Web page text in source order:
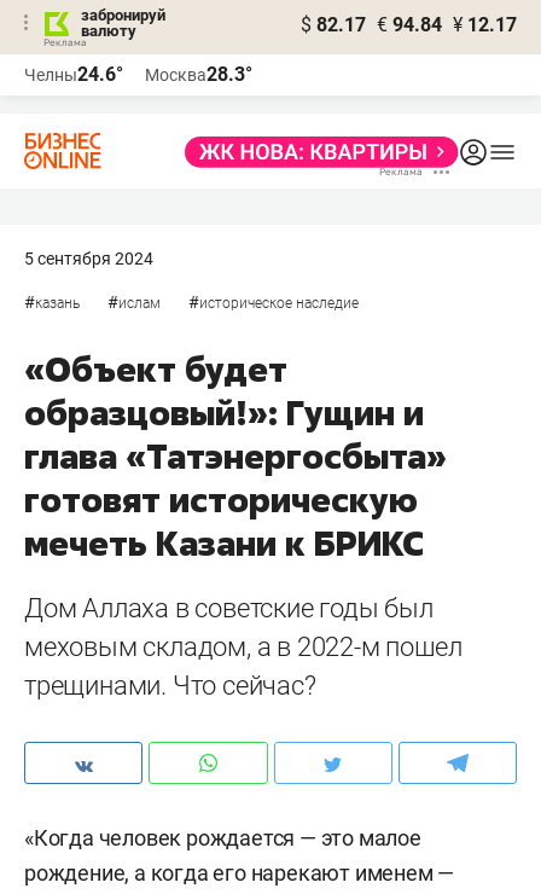
забронируй
валюту
$ 82.17 € 94.84 ¥ 12.17
Челны24.6° Москва28.3°
5 сентября 2024
#казань #ислам #историческое наследие
«Объект будет
образцовый!»: Гущин и
глава «Татэнергосбыта»
готовят историческую
мечеть Казани к БРИКС
Дом Аллаха в советские годы был
меховым складом, а в 2022-м пошел
трещинами. Что сейчас?
«Когда человек рождается — это малое
рождение, а когда его нарекают именем —